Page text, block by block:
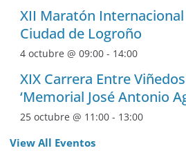
XII Maratón Internacional
Ciudad de Logroño
4 octubre @ 09:00 - 14:00
XIX Carrera Entre Viñedos
‘Memorial José Antonio
25 octubre @ 11:00 - 13:00
View All Eventos